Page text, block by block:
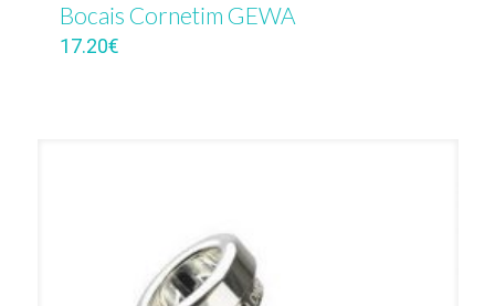
Bocais Cornetim GEWA
17.20€